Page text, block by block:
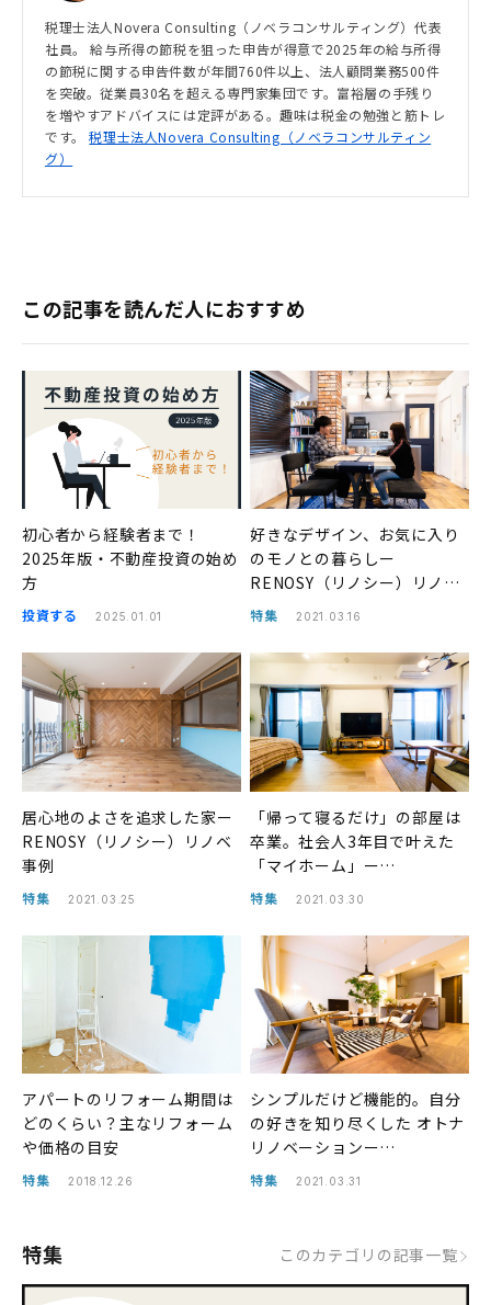
税理士法人Novera Consulting（ノベラコンサルティング）代表
社員。 給与所得の節税を狙った申告が得意で2025年の給与所得
の節税に関する申告件数が年間760件以上、法人顧問業務500件
を突破。従業員30名を超える専門家集団です。富裕層の手残り
を増やすアドバイスには定評がある。趣味は税金の勉強と筋トレ
です。税理士法人Novera Consulting（ノベラコンサルティン
グ）
この記事を読んだ人におすすめ
初心者から経験者まで！
2025年版・不動産投資の始め
方
投資する 2025.01.01
好きなデザイン、お気に入り
のモノとの暮らしー
RENOSY（リノシー）リノベ
事例
特集 2021.03.16
居心地のよさを追求した家ー
RENOSY（リノシー）リノベ
事例
特集 2021.03.25
「帰って寝るだけ」の部屋は
卒業。社会人3年目で叶えた
「マイホーム」ー
RENOSY（リノシー）リノベ
特集 2021.03.30
アパートのリフォーム期間は
どのくらい？主なリフォーム
や価格の目安
特集 2018.12.26
シンプルだけど機能的。自分
の好きを知り尽くした オトナ
リノベーションー
RENOSY（リノシー）リノベ
特集 2021.03.31
特集 このカテゴリの記事一覧